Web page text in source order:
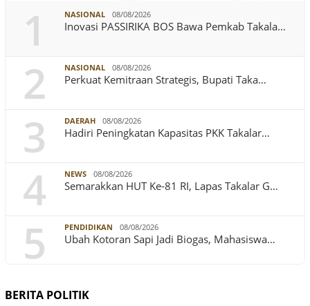
1 NASIONAL 08/08/2026
Inovasi PASSIRIKA BOS Bawa Pemkab Takala…
2 NASIONAL 08/08/2026
Perkuat Kemitraan Strategis, Bupati Taka…
3 DAERAH 08/08/2026
Hadiri Peningkatan Kapasitas PKK Takalar…
4 NEWS 08/08/2026
Semarakkan HUT Ke-81 RI, Lapas Takalar G…
5 PENDIDIKAN 08/08/2026
Ubah Kotoran Sapi Jadi Biogas, Mahasiswa…
BERITA POLITIK